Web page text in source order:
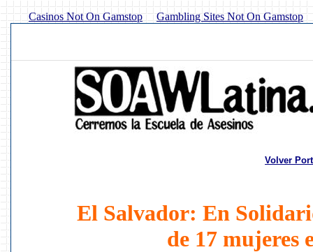
Casinos Not On Gamstop Gambling Sites Not On Gamstop
Volver
El Salvador: En
de 17 mujeres